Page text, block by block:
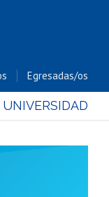
Egresadas/os
UNIVERSIDAD